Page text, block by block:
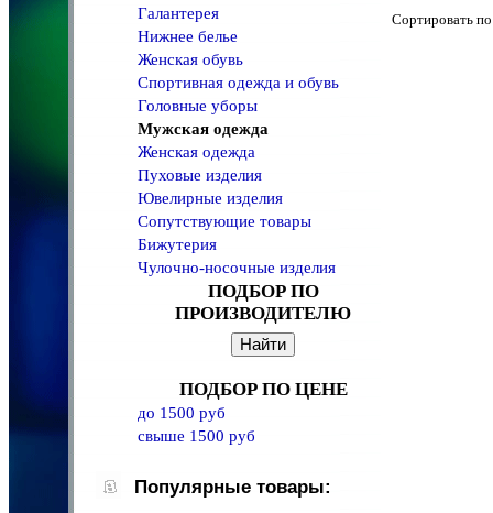
Галантерея
Нижнее белье
Женская обувь
Спортивная одежда и обувь
Головные уборы
Мужская одежда
Женская одежда
Пуховые изделия
Ювелирные изделия
Сопутствующие товары
Бижутерия
Чулочно-носочные изделия
ПОДБОР ПО
ПРОИЗВОДИТЕЛЮ
ПОДБОР ПО ЦЕНЕ
до 1500 руб
свыше 1500 руб
Популярные товары:
Сортировать